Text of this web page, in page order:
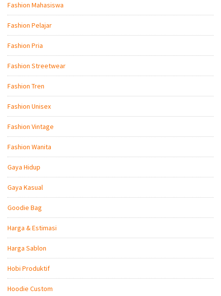
Fashion Mahasiswa
Fashion Pelajar
Fashion Pria
Fashion Streetwear
Fashion Tren
Fashion Unisex
Fashion Vintage
Fashion Wanita
Gaya Hidup
Gaya Kasual
Goodie Bag
Harga & Estimasi
Harga Sablon
Hobi Produktif
Hoodie Custom